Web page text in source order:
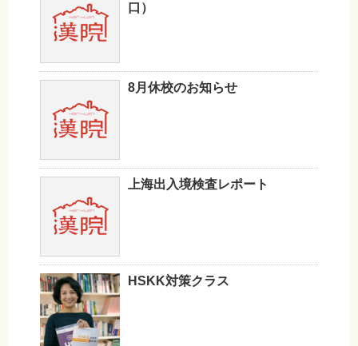
口）
8月休校のお知らせ
上海出入境検査レポート
HSKK対策クラス